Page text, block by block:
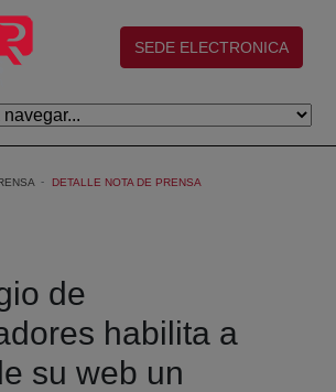
(abre en nueva ventana)
SEDE ELECTRONICA
DETALLE NOTA DE PRENSA
de
habilita a
su web un